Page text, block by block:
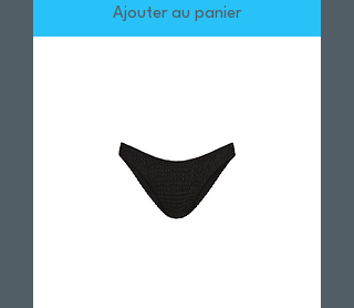
Ajouter au panier